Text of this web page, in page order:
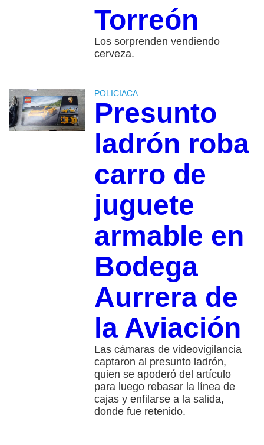
Torreón
Los sorprenden vendiendo
cerveza.
POLICIACA
Presunto
ladrón roba
carro de
juguete
armable en
Bodega
Aurrera de
la Aviación
Las cámaras de videovigilancia
captaron al presunto ladrón,
quien se apoderó del artículo
para luego rebasar la línea de
cajas y enfilarse a la salida,
donde fue retenido.